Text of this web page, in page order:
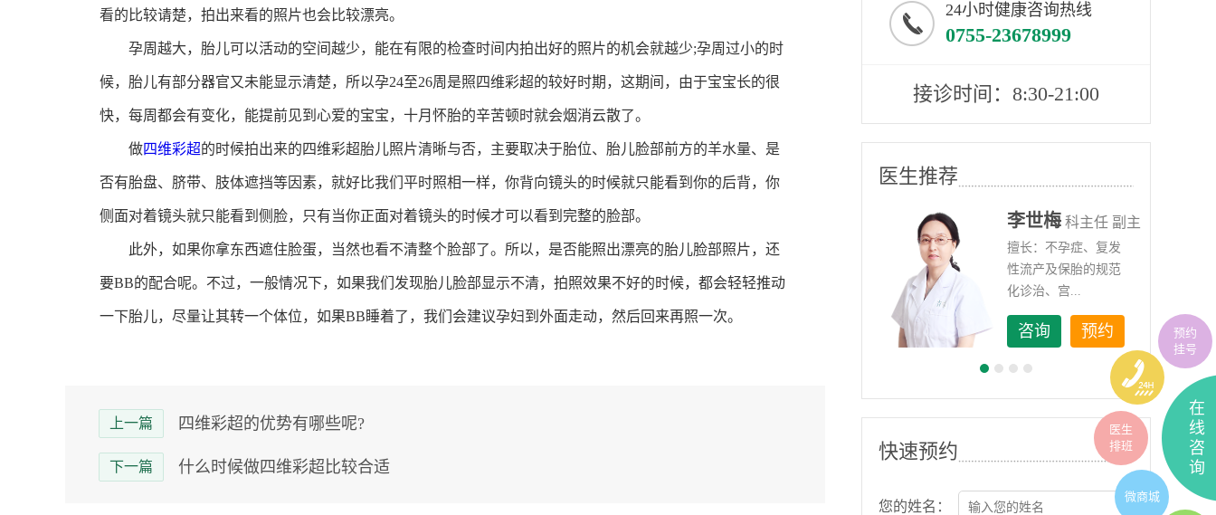
看的比较请楚，拍出来看的照片也会比较漂亮。
孕周越大，胎儿可以活动的空间越少，能在有限的检查时间内拍出好的照片的机会就越少;孕周过小的时
候，胎儿有部分器官又未能显示清楚，所以孕24至26周是照四维彩超的较好时期，这期间，由于宝宝长的很
快，每周都会有变化，能提前见到心爱的宝宝，十月怀胎的辛苦顿时就会烟消云散了。
做四维彩超的时候拍出来的四维彩超胎儿照片清晰与否，主要取决于胎位、胎儿脸部前方的羊水量、是
否有胎盘、脐带、肢体遮挡等因素，就好比我们平时照相一样，你背向镜头的时候就只能看到你的后背，你
侧面对着镜头就只能看到侧脸，只有当你正面对着镜头的时候才可以看到完整的脸部。
此外，如果你拿东西遮住脸蛋，当然也看不清整个脸部了。所以，是否能照出漂亮的胎儿脸部照片，还
要BB的配合呢。不过，一般情况下，如果我们发现胎儿脸部显示不清，拍照效果不好的时候，都会轻轻推动
一下胎儿，尽量让其转一个体位，如果BB睡着了，我们会建议孕妇到外面走动，然后回来再照一次。
上一篇 四维彩超的优势有哪些呢?
下一篇 什么时候做四维彩超比较合适
24小时健康咨询热线
0755-23678999
接诊时间：8:30-21:00
医生推荐
擅长：妇科常见病、
固性阴道炎...
李世梅 科主任 副主
任医师
擅长：不孕症、复发
性流产及保胎的规范
化诊治、宫...
咨询 预约
快速预约
您的姓名：
在
线
咨
询
预约
挂号
医生
排班
微商城